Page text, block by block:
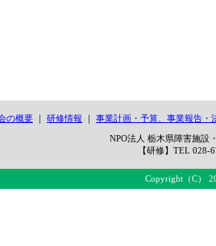
の概要 ｜ 研修情報 ｜ 事業計画・予算、事業報告・
NPO法人 栃木県障害施
【研修】TEL
Copyright（C）